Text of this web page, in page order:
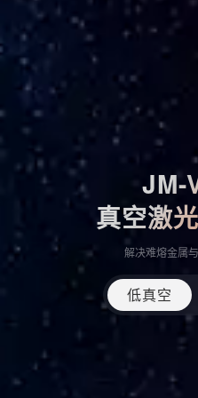
JM-
真空激
解决难熔金属
低真空